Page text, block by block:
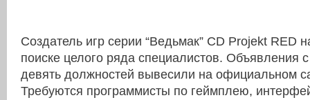
Создатель игр серии “Ведьмак” CD Projekt RED
поиске целого ряда специалистов. Объявления
девять должностей вывесили на официальном
Требуются программисты по геймплею,